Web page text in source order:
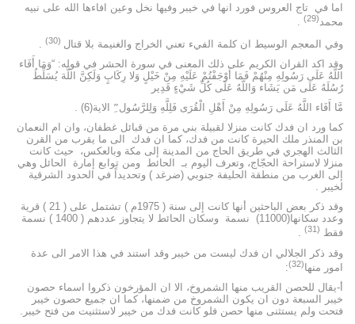
اما في تاج العروس فورد انها في خيبر وفيها نخل وعين افاءها الله على نبيه
محمد(29)
.
وفي المعجم الوسيط ان كلمة الفيء تعني الخراج والغنيمة بلا قتال (30)
.
وقد اكد القران الكريم على ذلك المعنى في سورة الحشر في قوله: “وَمَا أَفَاء
اللَّهُ عَلَى رَسُولِهِ مِنْهُمْ فَمَا أَوْجَفْتُمْ عَلَيْهِ مِنْ خَيْلٍ وَلا رِكَابٍ وَلَكِنَّ اللَّهَ يُسَلِّطُ
رُسُلَهُ عَلَى مَن يَشَاء وَاللَّهُ عَلَى كُلِّ شَيْءٍ قَدِير
مَّا أَفَاء اللَّهُ عَلَى رَسُولِهِ مِنْ أَهْلِ الْقُرَى فَلِلَّهِ وَلِلرَّسُول”ِ الاية(6) .
كما ورد ان فدك كانت منزلا لقبيلة بني مرة من قبائل غطفان، وان ام النعمان
بن المنذر ملك الحيرة كانت من فدك، كما ان فدك الى ما يقرب من القرن
الثالث الهجري في طريق الحاج من المدينة إلى مكة وبالعكس، حيث كانت
منزلا لاستراحة الحجّاج، وتعرف اليوم بـ الحائط ومن توابع إمارة الحائل وهي
إلى الغرب من منطقة الحليفة جنوبي (ضرغد ) وتحديداً في الحدود الشرقية
لخيبر .
وقد ذكر بعض الباحثين أنها كانت إلى سنة ( 1975م ) تشتمل على ( 21 ) قرية
وعدد سكانها(11000) نسمة وسكان الحائط لا يتجاوز عددهم ( 1400 ) نسمة
فقط (31)
.
وقد ذكر الجلالي ان فدك ليست من خيبر وقد استند في هذا الامر الى عدة
امور منها(32)
:
أ-يقال للحصن القريب منها الشمروخ، الا ان المؤرخون ذكروا اسماء حصون
خيبر السبعة دون ان يكون الشمروخ من ضمنها، كما ان جميع حصون خيبر
فتحت ولم يستثنى منها حصن فلو كانت فدك من خيبر لاستثنيت من فتح خيبر.